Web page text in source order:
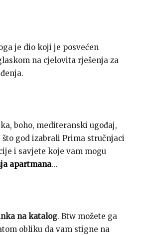
je dio koji je posvećen
na cjelovita rješenja za
boho, mediteranski ugođaj,
god izabrali Prima stručnjaci
i savjete koje vam mogu
apartmana…
na katalog. Btw možete ga
obliku da vam stigne na